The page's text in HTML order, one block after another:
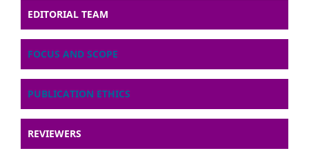
EDITORIAL TEAM
FOCUS AND SCOPE
PUBLICATION ETHICS
REVIEWERS